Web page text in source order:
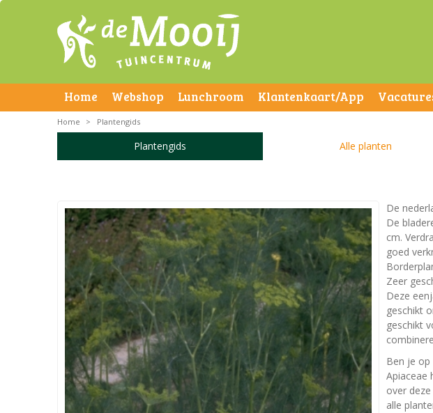
Home Webshop Lunchroom Klantenkaart/App
Home > Plantengids
Plantengids Alle planten
De
De
cm.
goed
Zeer
Deze
geschikt
geschikt
Ben je op
Apiaceae
over
alle